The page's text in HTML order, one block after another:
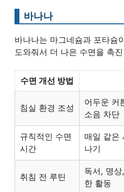
바나나
바나나는 마그네슘과 포타슘
도와줘서 더 나은 수면을 촉
수면 개선 방법
침실 환경 조성
어두운 커
소음 차단
규칙적인 수면
시간
매일 같은
나기
취침 전 루틴
독서, 명
한 활동